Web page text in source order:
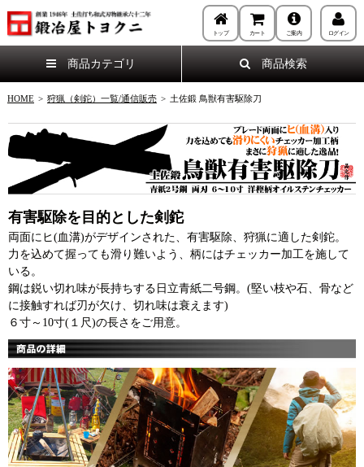
トップ カート ご案内 ログイン
商品カテゴリ 商品検索
HOME > 狩猟（剣鉈）一覧/通信販売 > 土佐鍛 鳥獣有害駆除刀
有害駆除を目的とした剣鉈
両面にヒ(血溝)がデザインされた、有害駆除、狩猟に適した剣鉈。
力を込めて握っても滑り難いよう、柄にはチェッカー加工を施して
いる。
鋼は鋭い切れ味が長持ちする日立青紙二号鋼。(堅い枝や石、骨など
に接触すれば刃が欠け、切れ味は衰えます)
６寸～10寸(１尺)の長さをご用意。